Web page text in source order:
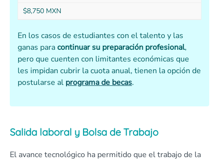
$8,750 MXN
En los casos de estudiantes con el talento y las
ganas paracontinuar su preparación profesional,
pero que cuenten con limitantes económicas que
les impidan cubrir la cuota anual, tienen la opción de
postularse al programa de becas.
Salida laboral y Bolsa de Trabajo
El avance tecnológico ha permitido que el trabajo de la